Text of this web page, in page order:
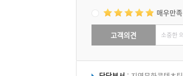
매우만족
고객의견